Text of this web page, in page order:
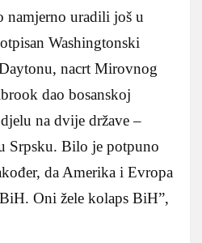
namjerno uradili još u
Washingtonski
nacrt Mirovnog
dao bosanskoj
na dvije države –
Srpsku. Bilo je potpuno
da Amerika i Evropa
Oni žele kolaps BiH”,